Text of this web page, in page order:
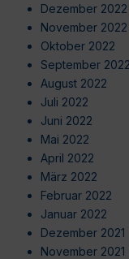
Dezember 2022
November 2022
Oktober 2022
September 2022
August 2022
Juli 2022
Juni 2022
Mai 2022
April 2022
März 2022
Februar 2022
Januar 2022
Dezember 2021
November 2021